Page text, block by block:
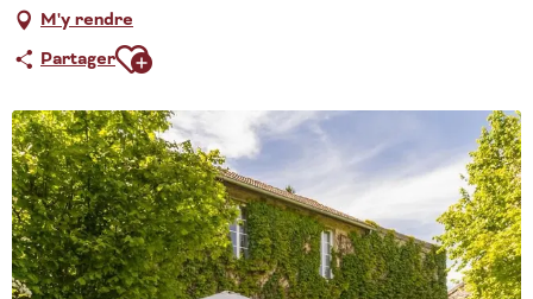
M'y rendre
PartagerAjouter aux favoris